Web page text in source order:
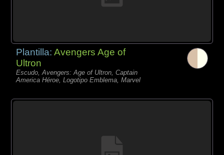
Plantilla:Avengers Age of
Ultron
Escudo, Avengers: Age of Ultron, Captain
America Héroe, Logotipo Emblema, Marvel